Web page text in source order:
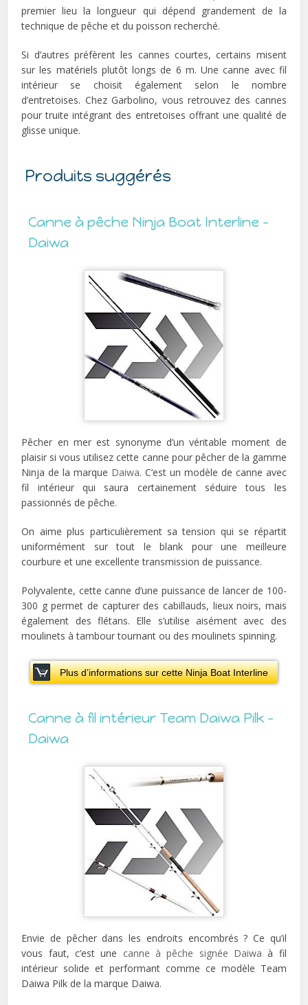
premier lieu la longueur qui dépend grandement de la
technique de pêche et du poisson recherché.
Si d’autres préfèrent les cannes courtes, certains misent
sur les matériels plutôt longs de 6 m. Une canne avec fil
intérieur se choisit également selon le nombre
d’entretoises. Chez Garbolino, vous retrouvez des cannes
pour truite intégrant des entretoises offrant une qualité de
glisse unique.
Produits suggérés
Canne à pêche Ninja Boat Interline –
Daiwa
Pêcher en mer est synonyme d’un véritable moment de
plaisir si vous utilisez cette canne pour pêcher de la gamme
Ninja de la marque Daiwa. C’est un modèle de canne avec
fil intérieur qui saura certainement séduire tous les
passionnés de pêche.
On aime plus particulièrement sa tension qui se répartit
uniformément sur tout le blank pour une meilleure
courbure et une excellente transmission de puissance.
Polyvalente, cette canne d’une puissance de lancer de 100-
300 g permet de capturer des cabillauds, lieux noirs, mais
également des flétans. Elle s’utilise aisément avec des
moulinets à tambour tournant ou des moulinets spinning.
Plus d’informations sur cette Ninja Boat Interline
Canne à fil intérieur Team Daiwa Pilk –
Daiwa
Envie de pêcher dans les endroits encombrés ? Ce qu’il
vous faut, c’est une canne à pêche signée Daiwa à fil
intérieur solide et performant comme ce modèle Team
Daiwa Pilk de la marque Daiwa.